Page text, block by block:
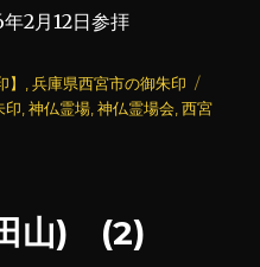
2月12日参拝
,兵庫県西宮市の御朱印
グ
印 ,神仏霊場 ,神仏霊場会 ,西宮
山) (2)